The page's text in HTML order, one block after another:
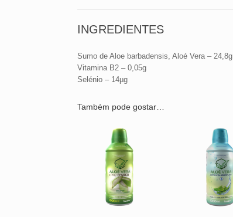
INGREDIENTES
Sumo de Aloe barbadensis, Aloé Vera – 24,8g
Vitamina B2 – 0,05g
Selénio – 14µg
Também pode gostar…